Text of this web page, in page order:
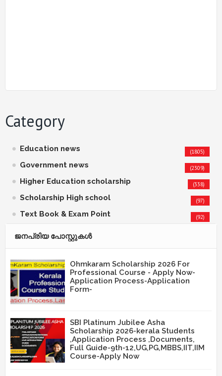
Category
Education news (1805)
Government news (2309)
Higher Education scholarship (338)
Scholarship High school (97)
Text Book & Exam Point (92)
ജനപ്രിയ പോസ്റ്റുകള്‍‌
Ohmkaram Scholarship 2026 For
Professional Course - Apply Now-
Application Process-Application
Form-
SBI Platinum Jubilee Asha
Scholarship 2026-kerala Students
,Application Process ,Documents,
Full Guide-9th-12,UG,PG,MBBS,IIT,IIM
Course-Apply Now